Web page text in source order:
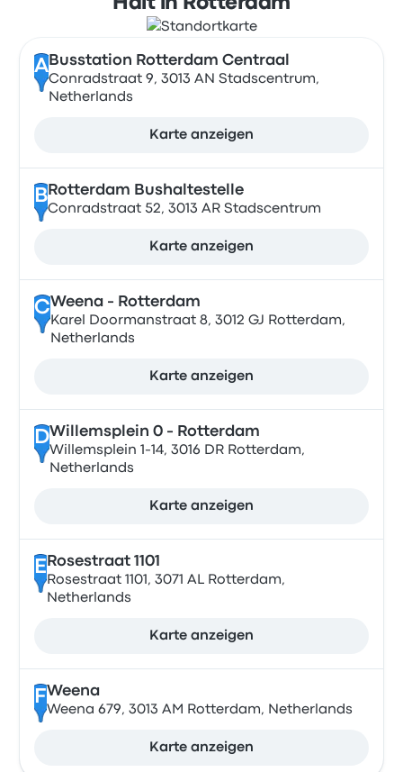
Hält in Rotterdam
A Busstation Rotterdam Centraal
Conradstraat 9, 3013 AN Stadscentrum,
Netherlands
Karte anzeigen
B Rotterdam Bushaltestelle
Conradstraat 52, 3013 AR Stadscentrum
Karte anzeigen
CWeena - Rotterdam
Karel Doormanstraat 8, 3012 GJ Rotterdam,
Netherlands
Karte anzeigen
DWillemsplein 0 - Rotterdam
Willemsplein 1-14, 3016 DR Rotterdam,
Netherlands
Karte anzeigen
E Rosestraat 1101
Rosestraat 1101, 3071 AL Rotterdam,
Netherlands
Karte anzeigen
F Weena
Weena 679, 3013 AM Rotterdam, Netherlands
Karte anzeigen